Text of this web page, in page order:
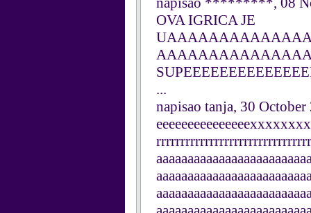
OVA IGRICA JE
...
napisao tanja, 30 October